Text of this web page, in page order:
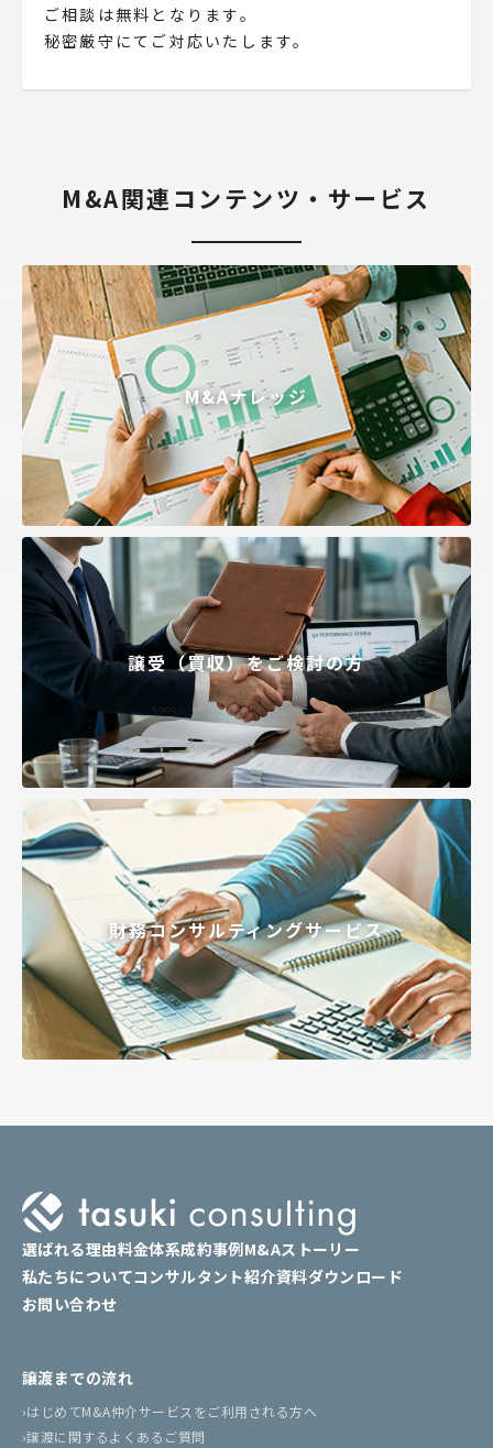
ご相談は無料となります。
秘密厳守にてご対応いたします。
M&A関連コンテンツ・サービス
M&Aナレッジ
譲受（買収）をご検討の方
財務コンサルティングサービス
選ばれる理由料金体系成約事例M&Aストーリー
私たちについてコンサルタント紹介資料ダウンロード
お問い合わせ
譲渡までの流れ
はじめてM&A仲介サービスをご利用される方へ
譲渡に関するよくあるご質問